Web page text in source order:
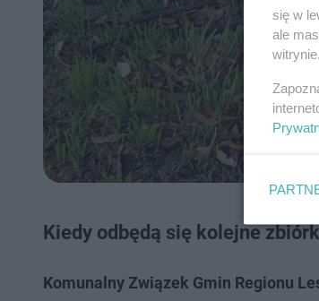
Kiedy odbędą się kolejne
Komunalny Związek Gmin Regionu
się w
ale
witrynie.